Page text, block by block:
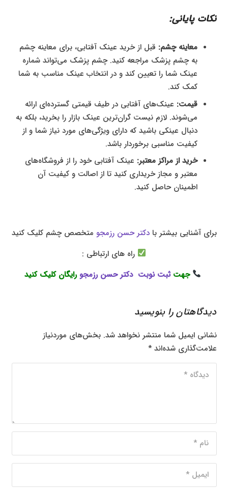
نکات پایانی:
معاینه چشم: قبل از خرید عینک آفتابی، برای معاینه چشم
به چشم پزشک مراجعه کنید. چشم پزشک می‌تواند شماره
عینک شما را تعیین کند و در انتخاب عینک مناسب به شما
کمک کند.
قیمت: عینک‌های آفتابی در طیف قیمتی گسترده‌ای ارائه
می‌شوند. لازم نیست گران‌ترین عینک بازار را بخرید، بلکه به
دنبال عینکی باشید که دارای ویژگی‌های مورد نیاز شما و از
کیفیت مناسبی برخوردار باشد.
خرید از مراکز معتبر: عینک آفتابی خود را از فروشگاه‌های
معتبر و مجاز خریداری کنید تا از اصالت و کیفیت آن
اطمینان حاصل کنید.
برای آشنایی بیشتر بادکتر حسن رزمجو متخصص چشم کلیک کنید
راه های ارتباطی :
جهتثبت نوبت دکتر حسن رزمجو رایگان کلیک کنید
دیدگاهتان را بنویسید
نشانی ایمیل شما منتشر نخواهد شد. بخش‌های موردنیاز
علامت‌گذاری شده‌اند*